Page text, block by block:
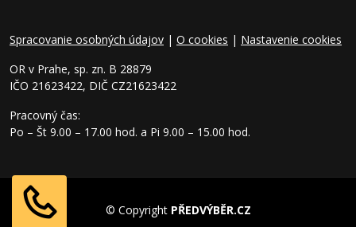
Spracovanie osobných údajov | O cookies | Nastavenie cookies
OR v Prahe, sp. zn. B 28879
IČO 21623422, DIČ CZ21623422
Pracovný čas:
Po – Št 9.00 – 17.00 hod. a Pi 9.00 – 15.00 hod.
© Copyright PŘEDVÝBĚR.CZ